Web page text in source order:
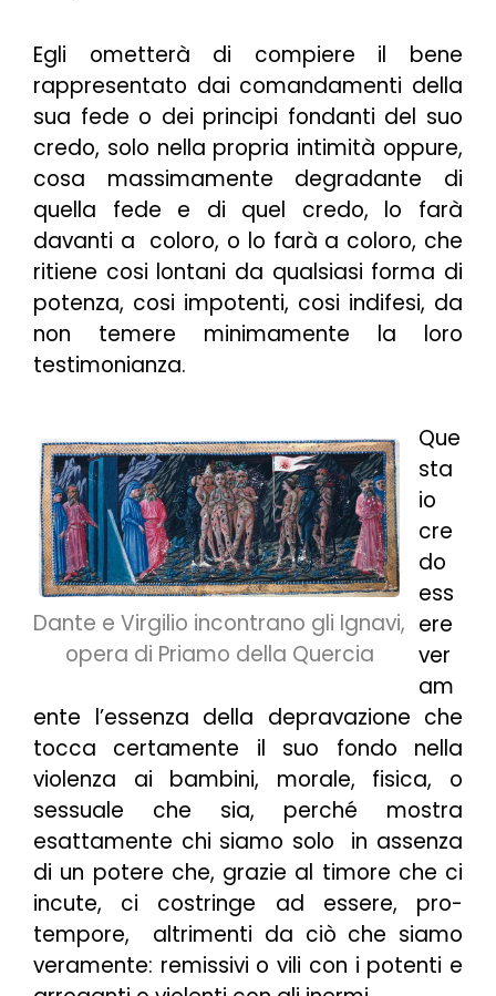
Egli ometterà di compiere il bene
rappresentato dai comandamenti della
sua fede o dei principi fondanti del suo
credo, solo nella propria intimità oppure,
cosa massimamente degradante di
quella fede e di quel credo, lo farà
davanti a coloro, o lo farà a coloro, che
ritiene cosi lontani da qualsiasi forma di
potenza, cosi impotenti, cosi indifesi, da
non temere minimamente la loro
testimonianza.
Dante e Virgilio incontrano gli Ignavi,
opera di Priamo della Quercia
Que
sta
io
cre
do
ess
ere
ver
am
ente l’essenza della depravazione che
tocca certamente il suo fondo nella
violenza ai bambini, morale, fisica, o
sessuale che sia, perché mostra
esattamente chi siamo solo in assenza
di un potere che, grazie al timore che ci
incute, ci costringe ad essere, pro-
tempore, altrimenti da ciò che siamo
veramente: remissivi o vili con i potenti e